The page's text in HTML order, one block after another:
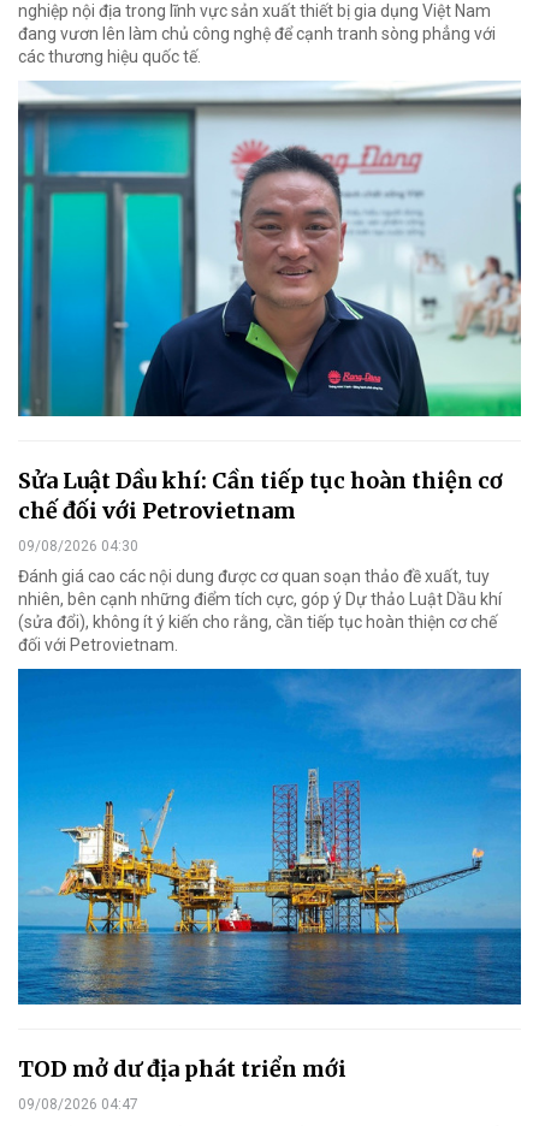
nghiệp nội địa trong lĩnh vực sản xuất thiết bị gia dụng Việt Nam
đang vươn lên làm chủ công nghệ để cạnh tranh sòng phẳng với
các thương hiệu quốc tế.
Sửa Luật Dầu khí: Cần tiếp tục hoàn thiện cơ
chế đối với Petrovietnam
09/08/2026 04:30
Đánh giá cao các nội dung được cơ quan soạn thảo đề xuất, tuy
nhiên, bên cạnh những điểm tích cực, góp ý Dự thảo Luật Dầu khí
(sửa đổi), không ít ý kiến cho rằng, cần tiếp tục hoàn thiện cơ chế
đối với Petrovietnam.
TOD mở dư địa phát triển mới
09/08/2026 04:47